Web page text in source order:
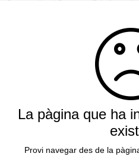
La pàgina que ha
Provi navegar des de la